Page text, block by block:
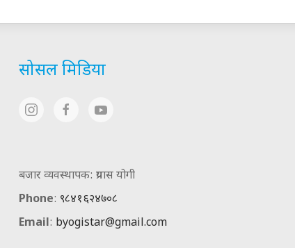
सोसल मिडिया
बजार व्यवस्थापक: प्रयास योगी
Phone: ९८४१६२४७०८
Email: byogistar@gmail.com